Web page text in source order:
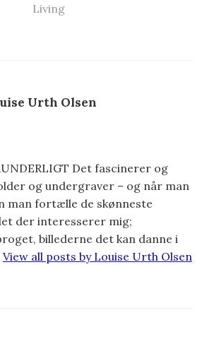
Living
Urth Olsen
Det fascinerer og
og undergraver – og når man
man fortælle de skønneste
der interesserer mig;
billederne det kan danne i
View all posts by Louise Urth Olsen